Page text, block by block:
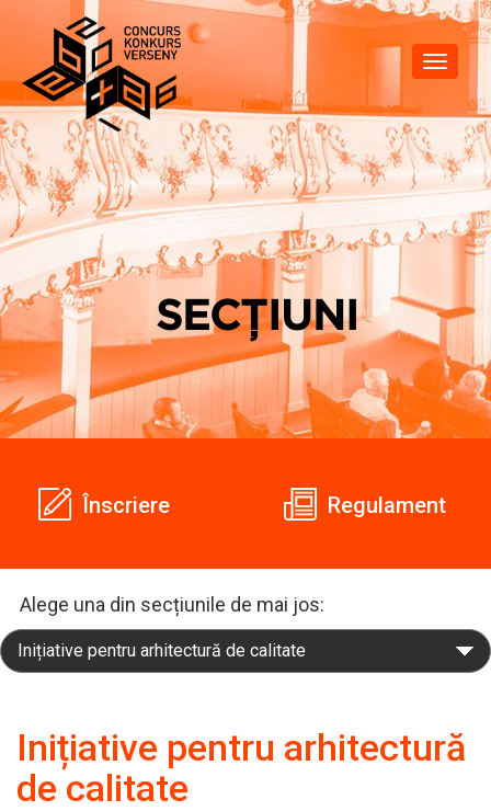
Toggle
SECȚIUNI
Înscriere Regulament
Alege una din secțiunile de mai jos:
Inițiative pentru arhitectură
de calitate